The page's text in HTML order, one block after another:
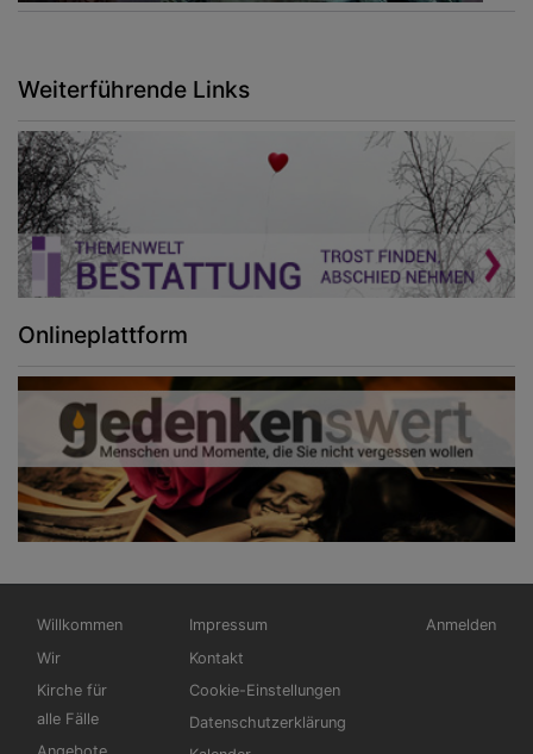
Weiterführende Links
Onlineplattform
Hauptnavigation
Willkommen
Wir
Kirche für
alle Fälle
Fußbereichsmenü
Impressum
Kontakt
Cookie-Einstellungen
Datenschutzerklärung
Anmelden